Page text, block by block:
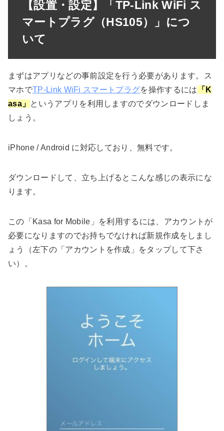
【設置・設定】「TP-Link WiFi ス
マートプラグ（HS105）」につ
いて
まずはアプリなどの事前設定を行う必要があります。ス
マホでTP-Link WiFi スマートプラグを操作するには 「K
asa」 というアプリを利用しますのでダウンロードしま
しょう。
iPhone / Android に対応しており、無料です。
ダウンロードして、立ち上げるとこんな感じの表示にな
ります。
この「Kasa for Mobile」を利用するには、アカウントが
必要になりますのでお持ちでなければ新規作成をしまし
ょう（左下の「アカウントを作成」をタップして下さ
い）。